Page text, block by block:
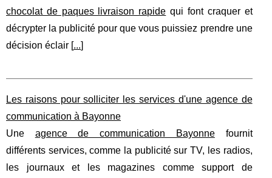
chocolat de paques livraison rapide qui font craquer et
décrypter la publicité pour que vous puissiez prendre une
décision éclair [...]
Les raisons pour solliciter les services d'une agence de
communication à Bayonne
Une agence de communication Bayonnefournit
différents services, comme la publicité sur TV, les radios,
les journaux et les magazines comme support de